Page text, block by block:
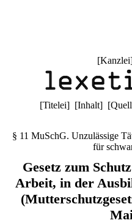
[Kanzlei
[Titelei] [Inhalt] [
§ 11 MuSchG. Unzulässige
für
Gesetz zum
Arbeit, in der